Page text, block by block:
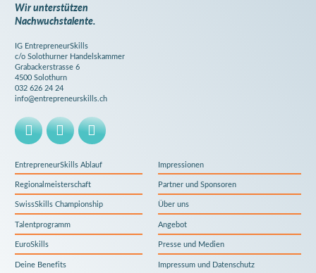
Wir unterstützen
Nachwuchstalente.
IG EntrepreneurSkills
c/o Solothurner Handelskammer
Grabackerstrasse 6
4500 Solothurn
032 626 24 24
info@entrepreneurskills.ch
EntrepreneurSkills Ablauf
Regionalmeisterschaft
SwissSkills Championship
Talentprogramm
EuroSkills
Deine Benefits
Impressionen
Partner und Sponsoren
Über uns
Angebot
Presse und Medien
Impressum und Datenschutz